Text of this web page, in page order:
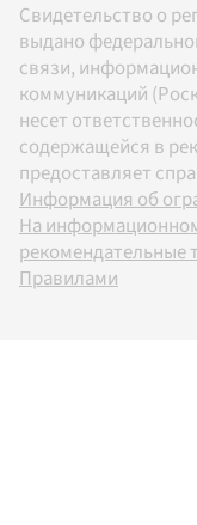
Свидетельство о
выдано
связи,
коммуникаций
несет
содержащейся в
предоставляет
Информация об
На
рекомендательные
Правилами